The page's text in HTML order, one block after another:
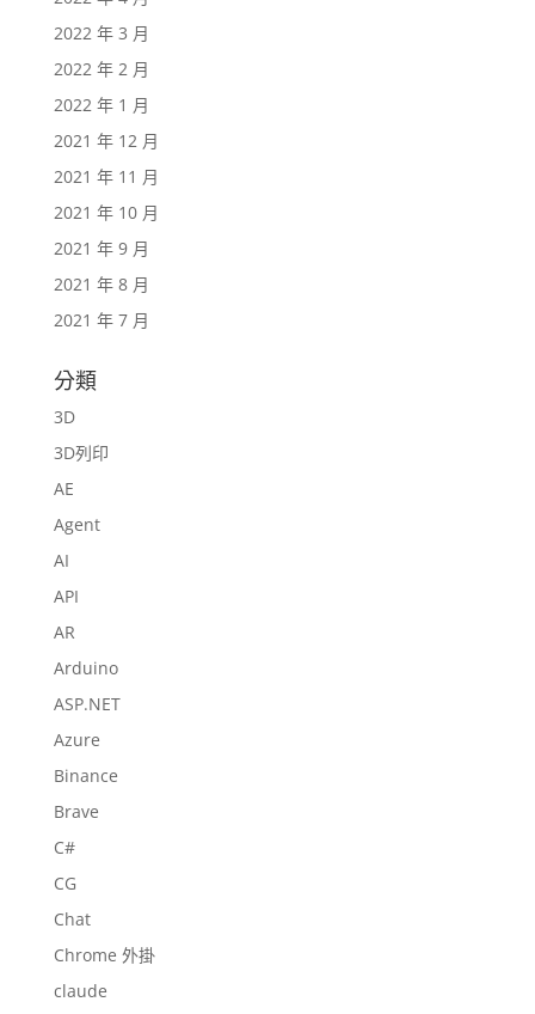
2022 年 3 月
2022 年 2 月
2022 年 1 月
2021 年 12 月
2021 年 11 月
2021 年 10 月
2021 年 9 月
2021 年 8 月
2021 年 7 月
分類
3D
3D列印
AE
Agent
AI
API
AR
Arduino
ASP.NET
Azure
Binance
Brave
C#
CG
Chat
Chrome 外掛
claude